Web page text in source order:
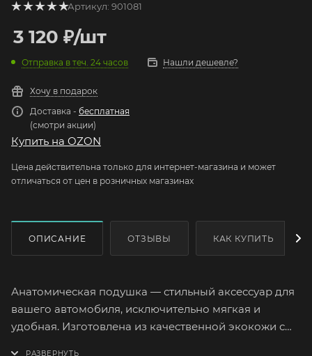
Артикул: 901081
3 120 ₽/шт
Отправка в теч. 24 часов Нашли дешевле?
Хочу в подарок
Доставка - бесплатная
(смотри акции)
Купить на OZON
Цена действительна только для интернет-магазина и может
отличаться от цен в розничных магазинах
ОПИСАНИЕ ОТЗЫВЫ КАК КУПИТЬ
Анатомическая подушка — стильный аксессуар для
вашего автомобиля, исключительно мягкая и
удобная. Изготовлена из качественной экокожи с